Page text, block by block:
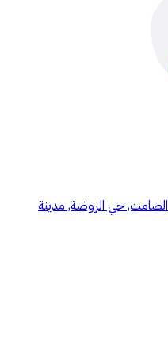
الصامت, حي الروضة, مدينة